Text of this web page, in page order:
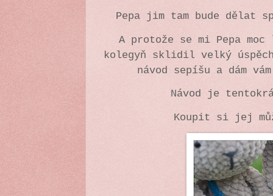
Pepa jim tam bude dělat
A protože se mi Pepa
kolegyň sklidil velký
návod sepíšu a dám
Návod je
Koupit si jej